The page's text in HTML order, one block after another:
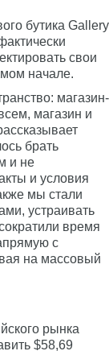
бутика Gallery
свои
начале.
магазин-
магазин и
брать
и не
и условия
мы стали
устраивать
время
с
на массовый
рынка
$58,69